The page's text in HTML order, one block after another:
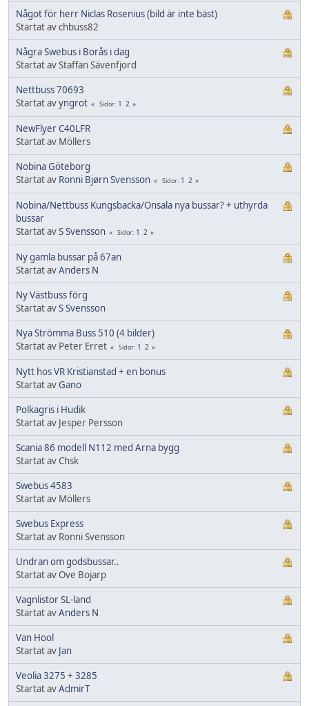
Något för herr Niclas Rosenius (bild är inte bäst)
Startat av chbuss82
Några Swebus i Borås i dag
Startat av Staffan Sävenfjord
Nettbuss 70693
Startat avyngrot Sidor 1 2
NewFlyer C40LFR
Startat av Möllers
Nobina Göteborg
Startat av Ronni Bjørn Svensson Sidor 1 2
Nobina/Nettbuss Kungsbacka/Onsala nya bussar? + uthyrda
bussar
Startat avS Svensson Sidor 1 2
Ny gamla bussar på 67an
Startat avAnders N
Ny Västbuss förg
Startat avS Svensson
Nya Strömma Buss 510 (4 bilder)
Startat av Peter Erret
Sidor 1 2
Nytt hos VR Kristianstad + en bonus
Startat avGano
Polkagris i Hudik
Startat av Jesper Persson
Scania 86 modell N112 med Arna bygg
Startat av Chsk
Swebus 4583
Startat av Möllers
Swebus Express
Startat av Ronni Svensson
Undran om godsbussar..
Startat av Ove Bojarp
Vagnlistor SL-land
Startat avAnders N
Van Hool
Startat av Jan
Veolia 3275 + 3285
Startat avAdmirT